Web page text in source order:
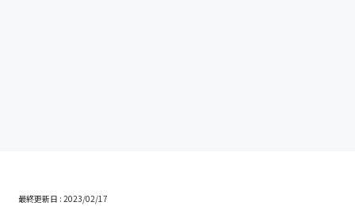
最終更新日 : 2023/02/17